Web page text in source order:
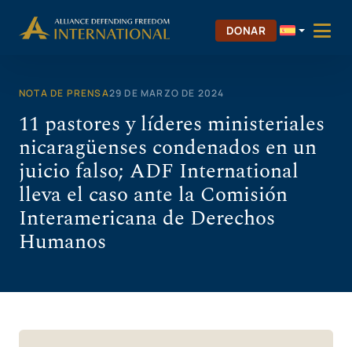
DONAR
NOTA DE PRENSA29 DE MARZO DE 2024
11 pastores y líderes ministeriales
nicaragüenses condenados en un
juicio falso; ADF International
lleva el caso ante la Comisión
Interamericana de Derechos
Humanos